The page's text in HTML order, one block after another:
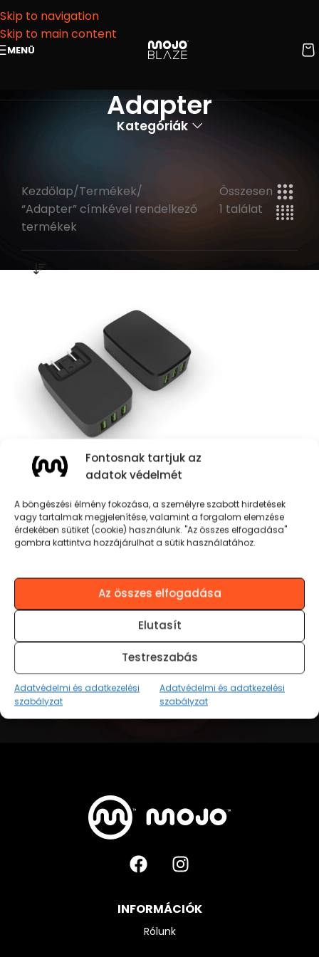
Fontosnak tartjuk az
adatok védelmét
A böngészési élmény fokozása, a személyre szabott hirdetések
vagy tartalmak megjelenítése, valamint a forgalom elemzése
érdekében sütiket (cookie) használunk. "Az összes elfogadása"
gombra kattintva hozzájárulhat a sütik használatához.
Az összes elfogadása
Elutasít
Testreszabás
Adatvédelmi és adatkezelési
szabályzat
Adatvédelmi és adatkezelési
szabályzat
Skip to navigation
Skip to main content
MENÜ
Adapter
Kategóriák
Kezdőlap Termékek
“Adapter” címkével rendelkező
termékek
Összesen
1 találat
MOJO LED Falitöltő Adapter 2.1A (3xUSB)
KOSÁRBA TESZEM
Zene és stílus tökéletes
egysége
INFORMÁCIÓK
Rólunk